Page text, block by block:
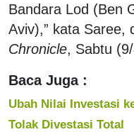
Bandara Lod (Ben
Aviv),” kata Saree,
Chronicle, Sabtu
Baca Juga :
Ubah Nilai Investasi
Tolak Divestasi Total